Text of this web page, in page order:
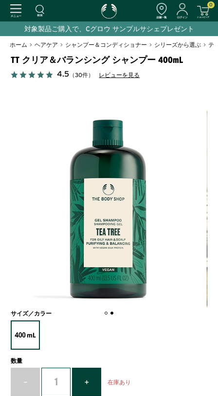
0
対象製品ご購入で、Cグロウ サンプルサシェプレゼント
ホーム > ヘアケア > シャンプー＆コンディショナー > シリーズから選ぶ > テ
TT クリア＆バランシング シャンプー 400mL
4.5 （30件） レビューを見る
サイズ／カラー
数量
在庫あり